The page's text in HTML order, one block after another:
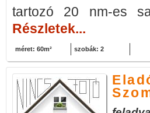
tartozó 20 nm-es
Részletek...
méret: 60m² szobák: 2